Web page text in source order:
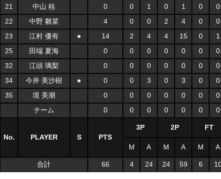
21
中山 桂 0 0 1 0 1 0
0
22
中野 雛菜 4 0 0 2 4 0
0
23
江村 優有 ● 14 2 4 4 15 0
1
25
田端 夏海 0 0 0 0 0 0
0
32
江頭 璃梨 0 0 0 0 0 0
0
34
今井 美沙樹 ● 0 0 3 0 3 0
0
35
境 美潮 0 0 0 0 0 0
0
チーム
0 0 0 0 0 0 0
No. PLAYER S PTS
3P 2P FT
M A M A M A
合計 66 4 24 24 59 6